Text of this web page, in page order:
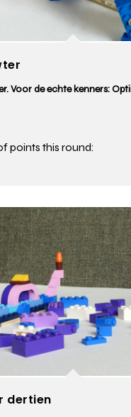
Voor de echte kenners:
points this round:
dertien